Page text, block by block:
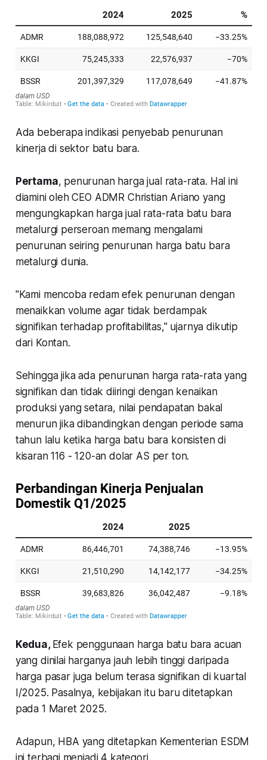
Ada beberapa indikasi penyebab penurunan
kinerja di sektor batu bara.
Pertama, penurunan harga jual rata-rata. Hal ini
diamini oleh CEO ADMR Christian Ariano yang
mengungkapkan harga jual rata-rata batu bara
metalurgi perseroan memang mengalami
penurunan seiring penurunan harga batu bara
metalurgi dunia.
"Kami mencoba redam efek penurunan dengan
menaikkan volume agar tidak berdampak
signifikan terhadap profitabilitas," ujarnya dikutip
dari Kontan.
Sehingga jika ada penurunan harga rata-rata yang
signifikan dan tidak diiringi dengan kenaikan
produksi yang setara, nilai pendapatan bakal
menurun jika dibandingkan dengan periode sama
tahun lalu ketika harga batu bara konsisten di
kisaran 116 - 120-an dolar AS per ton.
Kedua, Efek penggunaan harga batu bara acuan
yang dinilai harganya jauh lebih tinggi daripada
harga pasar juga belum terasa signifikan di kuartal
I/2025. Pasalnya, kebijakan itu baru ditetapkan
pada 1 Maret 2025.
Adapun, HBA yang ditetapkan Kementerian ESDM
ini terbagi menjadi 4 kategori.